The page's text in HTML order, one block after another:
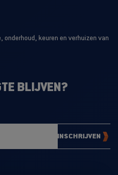
onderhoud, keuren en verhuizen van
BLIJVEN?
INSCHRIJVEN